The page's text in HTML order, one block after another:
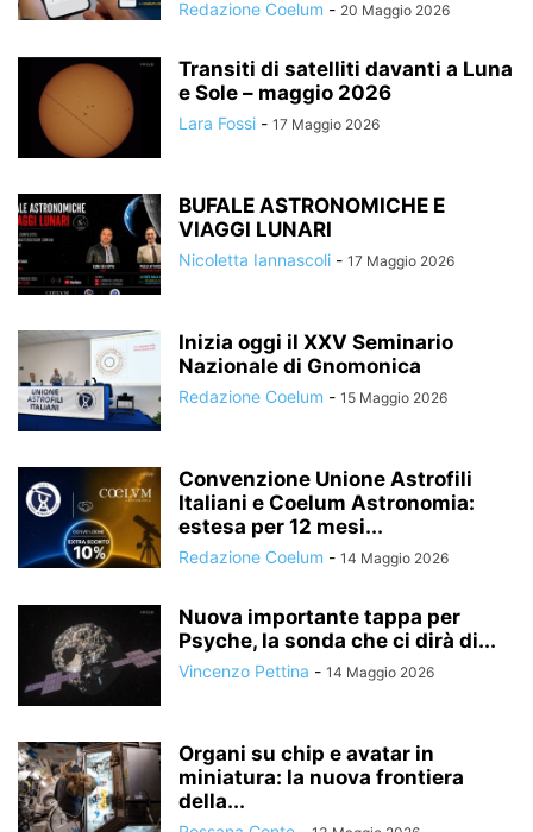
Redazione Coelum - 20 Maggio 2026
Transiti di satelliti davanti a Luna
e Sole – maggio 2026
Lara Fossi - 17 Maggio 2026
BUFALE ASTRONOMICHE E
VIAGGI LUNARI
Nicoletta Iannascoli - 17 Maggio 2026
Inizia oggi il XXV Seminario
Nazionale di Gnomonica
Redazione Coelum - 15 Maggio 2026
Convenzione Unione Astrofili
Italiani e Coelum Astronomia:
estesa per 12 mesi...
Redazione Coelum - 14 Maggio 2026
Nuova importante tappa per
Psyche, la sonda che ci dirà di...
Vincenzo Pettina - 14 Maggio 2026
Organi su chip e avatar in
miniatura: la nuova frontiera
della...